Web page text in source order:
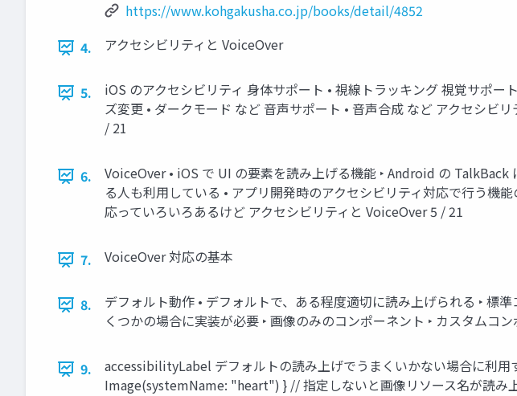
https://www.kohgakusha.co.jp/books/detail/4852
4.
アクセシビリティと VoiceOver
5.
iOS のアクセシビリティ 身体サポート • 視線トラッキング 視覚サポー
ズ変更 • ダークモード など 音声サポート • 音声合成 など アクセシビ
/ 21
6.
VoiceOver • iOS で UI の要素を読み上げる機能 ‣ Android の
る人も利用している • アプリ開発時のアクセシビリティ対応で行う機
応っていろいろあるけど アクセシビリティと VoiceOver 5 / 21
7. VoiceOver 対応の基本
8.
デフォルト動作 • デフォルトで、ある程度適切に読み上げられる ‣ 標
くつかの場合に実装が必要 ‣ 画像のみのコンポーネント ‣ カスタムコ
9.
accessibilityLabel デフォルトの読み上げでうまくいかない場合に利
Image(systemName: "heart") } // 指定しないと画像リソース名が読